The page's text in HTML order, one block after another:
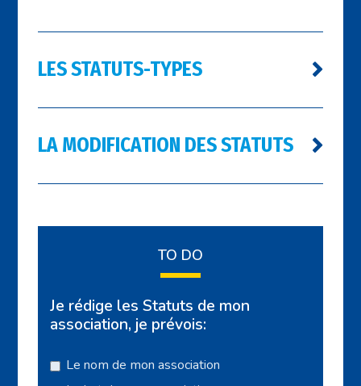
LES STATUTS-TYPES
LA MODIFICATION DES STATUTS
TO DO
Je rédige les Statuts de mon
association, je prévois:
Le nom de mon association